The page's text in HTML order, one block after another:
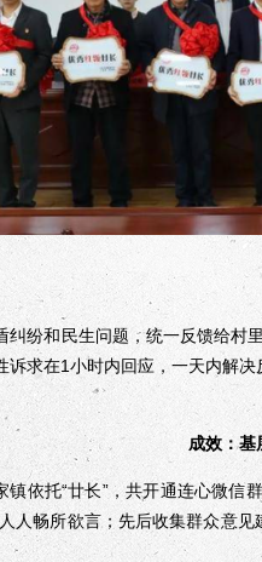
纷和民生问题，统一反馈给村
诉求在1小时内回应，一天内解
成效：基
托“廿长”，共开通连心微信
人畅所欲言；先后收集群众意